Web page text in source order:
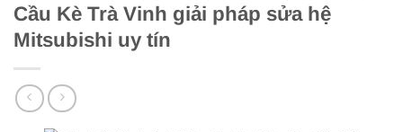
Cầu Kè Trà Vinh giải pháp sửa hệ
Mitsubishi uy tín